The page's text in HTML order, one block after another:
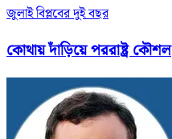
জুলাই বিপ্লবের দুই বছর
কোথায় দাঁড়িয়ে পররাষ্ট্র কৌশল